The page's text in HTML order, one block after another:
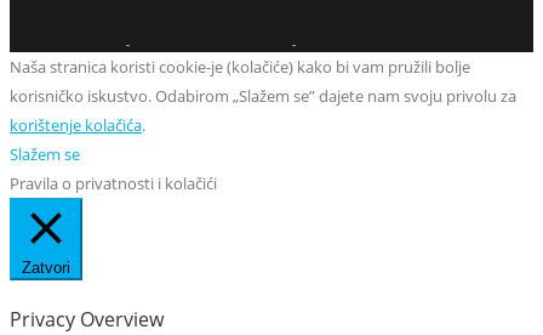
Naša stranica koristi cookie-je (kolačiće) kako bi vam pružili bolje
korisničko iskustvo. Odabirom „Slažem se” dajete nam svoju privolu za
korištenje kolačića.
Slažem se
Pravila o privatnosti i kolačići
Zatvori
Privacy Overview